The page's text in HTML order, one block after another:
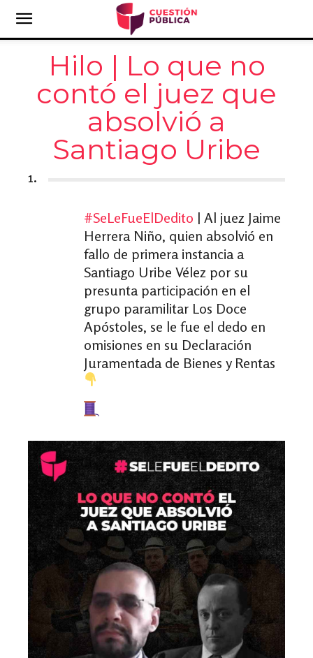
Hilo | Lo que no
contó el juez que
absolvió a
Santiago Uribe
1.
#SeLeFueElDedito | Al juez Jaime
Herrera Niño, quien absolvió en
fallo de primera instancia a
Santiago Uribe Vélez por su
presunta participación en el
grupo paramilitar Los Doce
Apóstoles, se le fue el dedo en
omisiones en su Declaración
Juramentada de Bienes y Rentas